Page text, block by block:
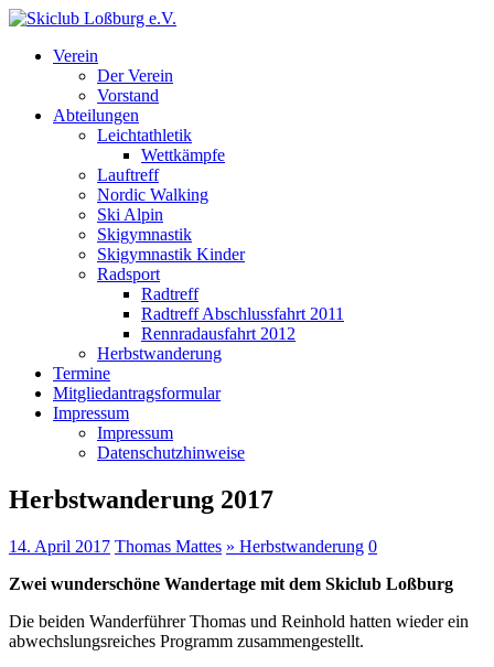
Verein
Der Verein
Vorstand
Abteilungen
Leichtathletik
Wettkämpfe
Lauftreff
Nordic Walking
Ski Alpin
Skigymnastik
Skigymnastik Kinder
Radsport
Radtreff
Radtreff Abschlussfahrt 2011
Rennradausfahrt 2012
Herbstwanderung
Termine
Mitgliedantragsformular
Impressum
Impressum
Datenschutzhinweise
Herbstwanderung 2017
14. April 2017 Thomas Mattes » Herbstwanderung 0
Zwei wunderschöne Wandertage mit dem Skiclub Loßburg
Die beiden Wanderführer Thomas und Reinhold hatten wieder ein
abwechslungsreiches Programm zusammengestellt.